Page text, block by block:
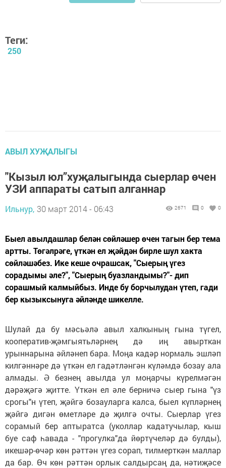
Теги:
250
АВЫЛ ХУҖАЛЫГЫ
"Кызыл юл”хуҗалыгында сыерлар өчен
УЗИ аппараты сатып алганнар
Ильнур, 30 март 2014 - 06:43 2671 0 0
Быел авылдашлар белән сөйләшер өчен тагын бер тема
артты. Төгәлрәге, үткән ел җәйдән бирле шул хакта
сөйләшәбез. Ике кеше очрашсак, "Сыерың үгез
сорадымы әле?", "Сыерың буазландымы?"- дип
сорашмый калмыйбыз. Инде бу борчылудан үтеп, гади
бер кызыксынуга әйләнде шикелле.
Шулай да бу мәсьәлә авыл халкының гына түгел,
кооператив-җәмгыятьләрнең дә иң авырткан
урыннарына әйләнеп бара. Моңа кадәр нормаль эшләп
килгәннәре дә үткән ел гадәтләнгән күләмдә бозау ала
алмады. Ә безнең авылда ул моңарчы күрелмәгән
дәрәҗәгә җитте. Үткән ел әле берничә сыер гына "үз
срогы"н үтеп, җәйгә бозауларга калса, быел күпләрнең
җәйгә дигән өметләре дә җилгә очты. Сыерлар үгез
сорамый бер аптыратса (уколлар кадатучылар, кыш
буе саф һавада - "прогулка"да йөртүчеләр дә булды),
икешәр-өчәр көн рәттән үгез сорап, тилмерткән маллар
да бар. Өч көн рәттән орлык салдырсаң да, нәтиҗәсе